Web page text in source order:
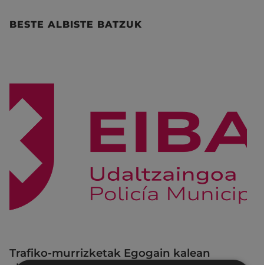
BESTE ALBISTE BATZUK
Trafiko-murrizketak Egogain kalean